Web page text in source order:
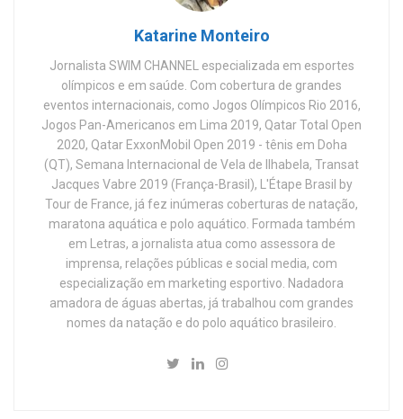
Katarine Monteiro
Jornalista SWIM CHANNEL especializada em esportes
olímpicos e em saúde. Com cobertura de grandes
eventos internacionais, como Jogos Olímpicos Rio 2016,
Jogos Pan-Americanos em Lima 2019, Qatar Total Open
2020, Qatar ExxonMobil Open 2019 - tênis em Doha
(QT), Semana Internacional de Vela de Ilhabela, Transat
Jacques Vabre 2019 (França-Brasil), L'Étape Brasil by
Tour de France, já fez inúmeras coberturas de natação,
maratona aquática e polo aquático. Formada também
em Letras, a jornalista atua como assessora de
imprensa, relações públicas e social media, com
especialização em marketing esportivo. Nadadora
amadora de águas abertas, já trabalhou com grandes
nomes da natação e do polo aquático brasileiro.